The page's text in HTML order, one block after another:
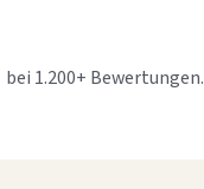
bei 1.200+ Bewertungen.